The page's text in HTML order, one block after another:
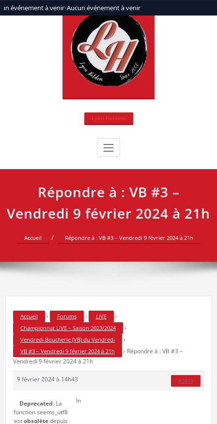
événement à venir•Aucun événement à venir
Aller
au
Lyon Holdem
Répondre à : VB #3 –
Vendredi 9 février 2024 à 21h
Accueil Répondre à : VB #3 – Vendredi 9 février 2024 à 21h
Accueil › Forums › LIVE ›
Championnat LIVE – Saison 2023/2024 ›
Vendredi Boucherie (VB) du Vendredi ›
VB #3 – Vendredi 9 février 2024 à 21h › Répondre à : VB #3 –
Vendredi 9 février 2024 à 21h
9 février 2024 à 14h43 #2019
Deprecated: La
fonction seems_utf8
estobsolètedepuis
In